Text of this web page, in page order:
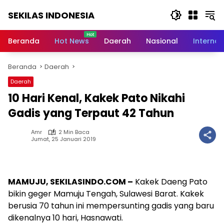
SEKILAS INDONESIA
Terkini,
Latest
World,
Headlines,
News
Today
Beranda Hot News Daerah Nasional
Beranda Daerah
Daerah
10 Hari Kenal, Kakek Pato Nikahi
Gadis yang Terpaut 42 Tahun
Amr
2 Min Baca
Jumat, 25 Januari 2019
MAMUJU, SEKILASINDO.COM – Kakek Daeng Pato
bikin geger Mamuju Tengah, Sulawesi Barat. Kakek
berusia 70 tahun ini mempersunting gadis yang baru
dikenalnya 10 hari, Hasnawati.